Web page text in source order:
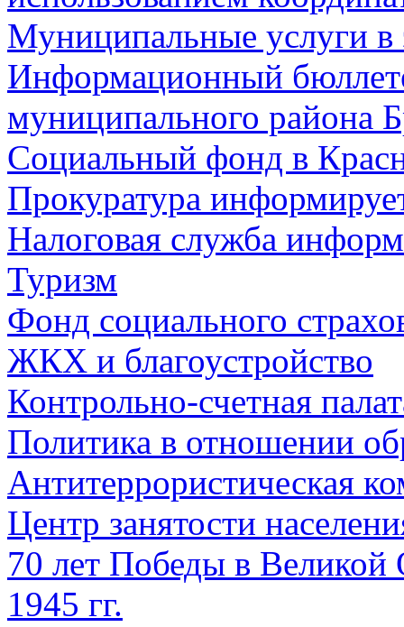
Муниципальные услуги в
Информационный
муниципального района
Социальный фонд в
Прокуратура
Налоговая служба
Туризм
Фонд социального
ЖКХ и благоустройство
Контрольно-счетная
Политика в отношении
Антитеррористическая
Центр занятости
70 лет Победы в Великой
1945 гг.